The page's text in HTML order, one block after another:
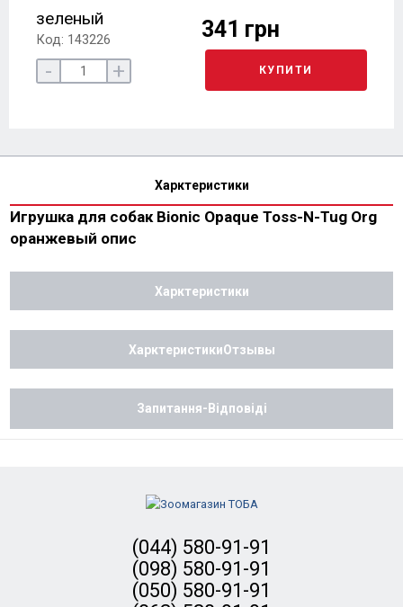
зеленый
Код: 143226 341 грн
- + КУПИТИ
Харктеристики
Игрушка для собак Bionic Opaque Toss-N-Tug Org
оранжевый опис
Харктеристики
ХарктеристикиОтзывы
Запитання-Відповіді
(044) 580-91-91
(098) 580-91-91
(050) 580-91-91